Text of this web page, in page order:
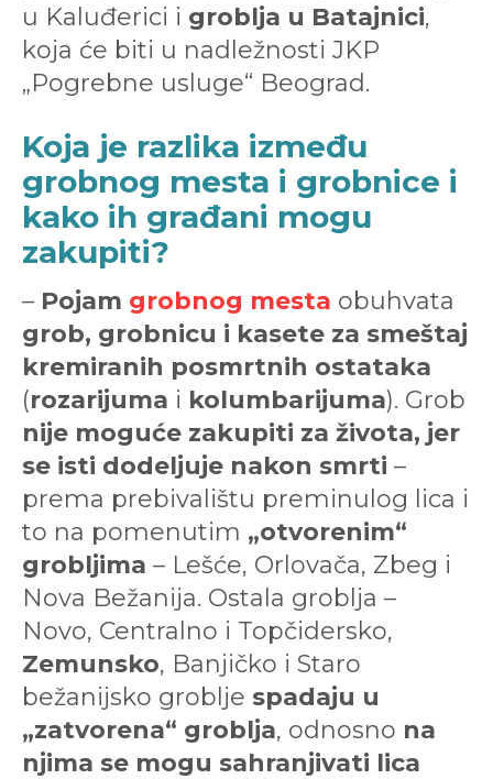
u Kaluđerici i groblja u Batajnici,
koja će biti u nadležnosti JKP
„Pogrebne usluge“ Beograd.
Koja je razlika između
grobnog mesta i grobnice i
kako ih građani mogu
zakupiti?
– Pojam grobnog mesta obuhvata
grob, grobnicu i kasete za smeštaj
kremiranih posmrtnih ostataka
(rozarijuma i kolumbarijuma). Grob
nije moguće zakupiti za života, jer
se isti dodeljuje nakon smrti –
prema prebivalištu preminulog lica i
to na pomenutim „otvorenim“
grobljima – Lešće, Orlovača, Zbeg i
Nova Bežanija. Ostala groblja –
Novo, Centralno i Topčidersko,
Zemunsko, Banjičko i Staro
bežanijsko groblje spadaju u
„zatvorena“ groblja, odnosno na
njima se mogu sahranjivati lica